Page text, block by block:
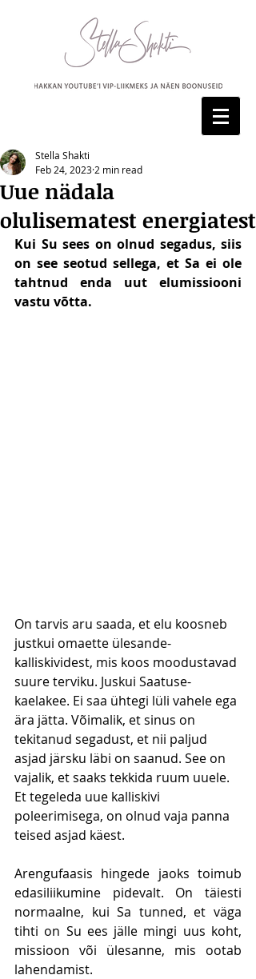
Uue nädala
olulisematest energiatest
Stella Shakti
Feb 24, 2023 2 min read
Kui Su sees on olnud segadus, siis
on see seotud sellega, et Sa ei ole
tahtnud enda uut elumissiooni
vastu võtta.
On tarvis aru saada, et elu koosneb
justkui omaette ülesande-
kalliskividest, mis koos moodustavad
suure terviku. Juskui Saatuse-
kaelakee. Ei saa ühtegi lüli vahele ega
ära jätta. Võimalik, et sinus on
tekitanud segadust, et nii paljud
asjad järsku läbi on saanud. See on
vajalik, et saaks tekkida ruum uuele.
Et tegeleda uue kalliskivi
poleerimisega, on olnud vaja panna
teised asjad käest.
Arengufaasis hingede jaoks toimub
edasiliikumine pidevalt. On täiesti
normaalne, kui Sa tunned, et väga
tihti on Su ees jälle mingi uus koht,
missioon või ülesanne, mis ootab
lahendamist.